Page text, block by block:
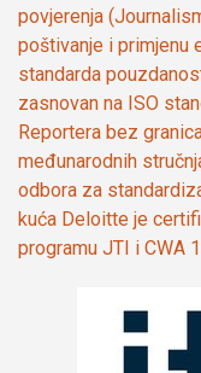
povjerenja
poštivanje i primjenu
standarda
zasnovan na ISO
Reportera bez
međunarodnih
odbora za
kuća Deloitte je
programu JTI i CWA